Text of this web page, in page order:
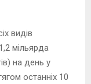
видів
мільярда
на день у
останніх 10